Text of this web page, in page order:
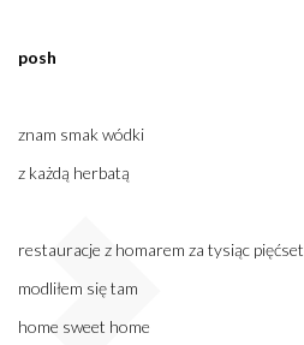
posh
znam smak wódki
z każdą herbatą
restauracje z homarem za tysiąc pięćset
modliłem się tam
home sweet home